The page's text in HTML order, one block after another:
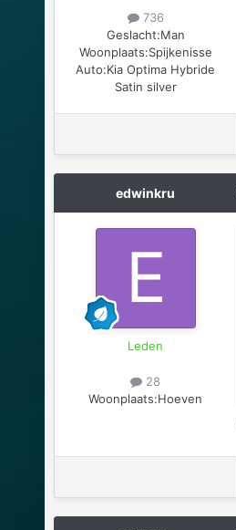
736
Geslacht:Man
Woonplaats:Spijkenisse
Auto:Kia Optima Hybride
Satin silver
edwinkru
Leden
28
Woonplaats:Hoeven